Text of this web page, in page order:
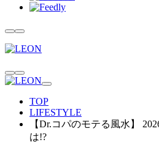
TOP
LIFESTYLE
【Dr.コパのモテる風水】
は!?